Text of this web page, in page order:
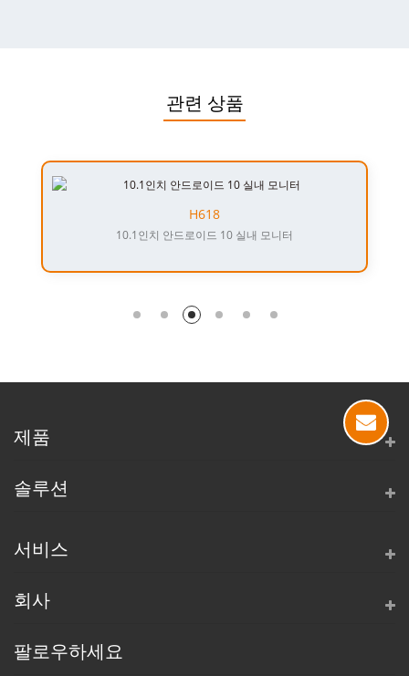
관련 상품
H618
10.1인치 안드로이드 10 실내 모니터
제품
솔루션
서비스
회사
팔로우하세요